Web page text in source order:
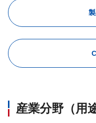
産業分野（用